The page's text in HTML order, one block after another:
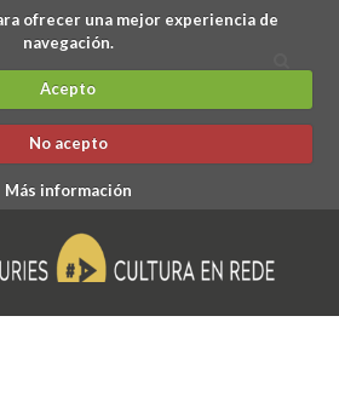
ofrecer una mejor experiencia de
navegación.
Acepto
No acepto
Más información